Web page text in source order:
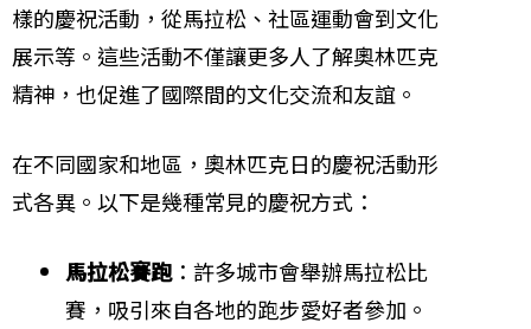
樣的慶祝活動，從馬拉松、社區運動會到文化
展示等。這些活動不僅讓更多人了解奧林匹克
精神，也促進了國際間的文化交流和友誼。
在不同國家和地區，奧林匹克日的慶祝活動形
式各異。以下是幾種常見的慶祝方式：
馬拉松賽跑：許多城市會舉辦馬拉松比
賽，吸引來自各地的跑步愛好者參加。